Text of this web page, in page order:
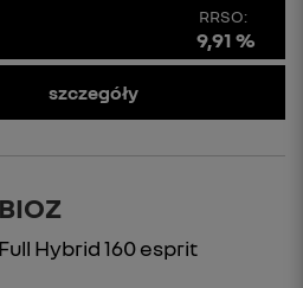
RRSO:
9,91 %
szczegóły
Hybrid 160 esprit